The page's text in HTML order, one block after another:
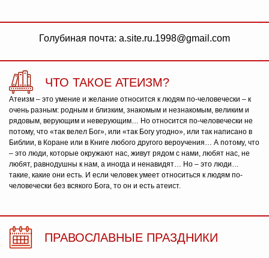
Голубиная почта: a.site.ru.1998@gmail.com
ЧТО ТАКОЕ АТЕИЗМ?
Атеизм – это умение и желание относится к людям по-человечески – к
очень разным: родным и близким, знакомым и незнакомым, великим и
рядовым, верующим и неверующим… Но относится по-человечески не
потому, что «так велел Бог», или «так Богу угодно», или так написано в
Библии, в Коране или в Книге любого другого вероучения… А потому, что
– это люди, которые окружают нас, живут рядом с нами, любят нас, не
любят, равнодушны к нам, а иногда и ненавидят… Но – это люди…
такие, какие они есть. И если человек умеет относиться к людям по-
человечески без всякого Бога, то он и есть атеист.
ПРАВОСЛАВНЫЕ ПРАЗДНИКИ